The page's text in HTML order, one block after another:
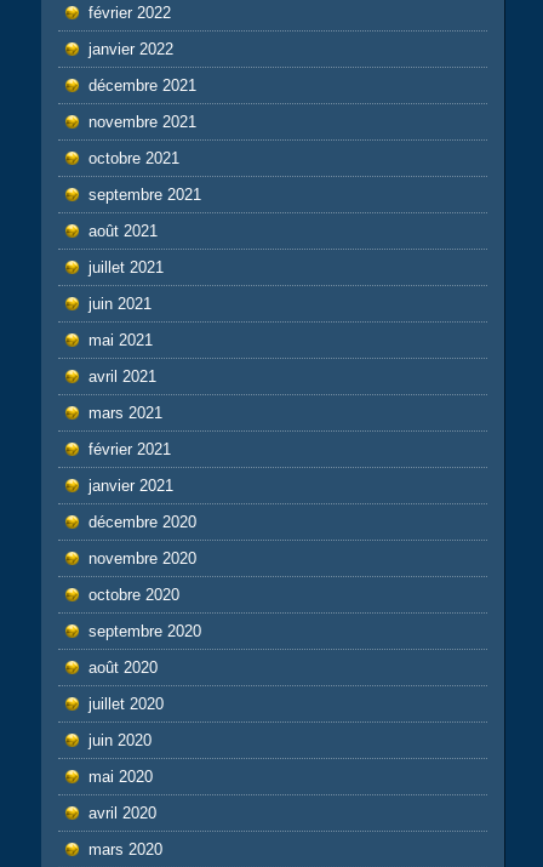
février 2022
janvier 2022
décembre 2021
novembre 2021
octobre 2021
septembre 2021
août 2021
juillet 2021
juin 2021
mai 2021
avril 2021
mars 2021
février 2021
janvier 2021
décembre 2020
novembre 2020
octobre 2020
septembre 2020
août 2020
juillet 2020
juin 2020
mai 2020
avril 2020
mars 2020